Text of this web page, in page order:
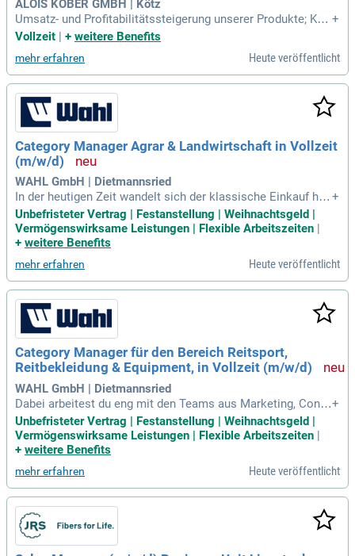
ie Zukunft der Landwirtschaft mit uns!
ALOIS KOBER GMBH | Kötz
Umsatz- und Profitabilitätssteigerung unserer Produkte; Kon
tinuierliche Markt- und Wettbewerbsbeobachtung; Erstellung
he Verantwortung als Product Owner in Projekten; Zusamm
enarbeit mit Sales, Marketing
+
Vollzeit | + weitere Benefits
mehr erfahren Heute veröffentlicht
Category Manager Agrar & Landwirtschaft in Vollzeit
(m/w/d)
WAHL GmbH | Dietmannsried
In der heutigen Zeit wandelt sich der klassische Einkauf hin
zu datengetriebenem Category Management. Wir suchen na
ch engagierten Menschen, die bereit sind, Verantwortung zu
übernehmen und ihre Warengruppen im Agrarbereich wie ein
uerst du aktiv die wirtschaftliche Entwicklung mehrerer War
engruppen. Du triffst datenbasierte Entscheidungen und arb
eitest eng mit Marketing, Logistik und Einkauf zusammen. Z
udem identifizierst du neue Marktpotenziale und entwickelst
bestehende Sortimente weiter. Übernimm die Verantwortun
g für Sortiment, Preisstrategie, Umsatz und Ertrag deiner Wa
rengruppen und gestalte die Zukunft im Agrarsektor aktiv mi
t!
+
Unbefristeter Vertrag | Festanstellung | Weihnachtsgeld |
Vermögenswirksame Leistungen | Flexible Arbeitszeiten
+ weitere Benefits
mehr erfahren Heute veröffentlicht
Category Manager für den Bereich Reitsport,
Reitbekleidung & Equipment, in Vollzeit (m/w/d)
WAHL GmbH | Dietmannsried
Dabei arbeitest du eng mit den Teams aus Marketing, Conte
nt, Pricing, Logistik und Einkauf zusammen. Du triffst deine
Entscheidungen auf Basis von klaren Kennzahlen, Marktbeo
bachtungen und den echten Bedürfnissen unserer Kunden.
+
Unbefristeter Vertrag | Festanstellung | Weihnachtsgeld |
Vermögenswirksame Leistungen | Flexible Arbeitszeiten |
+ weitere Benefits
mehr erfahren Heute veröffentlicht